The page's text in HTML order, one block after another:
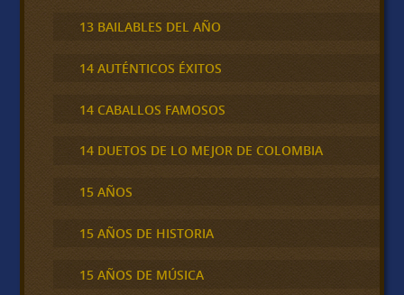
13 BAILABLES DEL AÑO
14 AUTÉNTICOS ÉXITOS
14 CABALLOS FAMOSOS
14 DUETOS DE LO MEJOR DE COLOMBIA
15 AÑOS
15 AÑOS DE HISTORIA
15 AÑOS DE MÚSICA